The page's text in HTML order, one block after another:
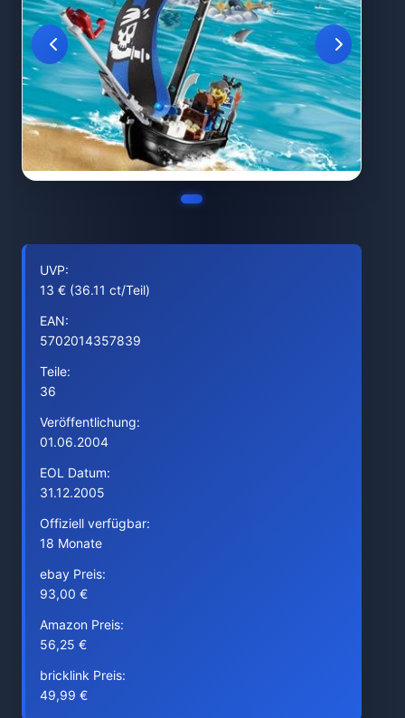
UVP:
13 € (36.11 ct/Teil)
EAN:
5702014357839
Teile:
36
Veröffentlichung:
01.06.2004
EOL Datum:
31.12.2005
Offiziell verfügbar:
18 Monate
ebay Preis:
93,00 €
Amazon Preis:
56,25 €
bricklink Preis:
49,99 €